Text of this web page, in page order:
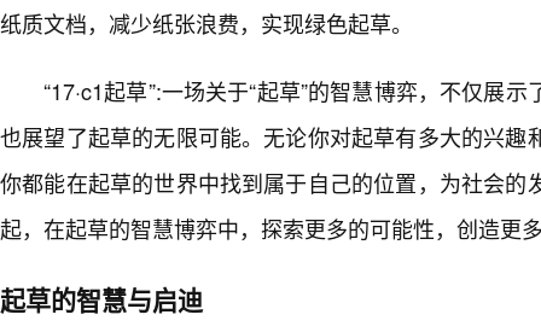
纸质文档，减少纸张浪费，实现绿色起草。
“17·c1起草”:一场关于“起草”的智慧博弈，不仅展
也展望了起草的无限可能。无论你对起草有多大的兴趣
你都能在起草的世界中找到属于自己的位置，为社会的
起，在起草的智慧博弈中，探索更多的可能性，创造更
起草的智慧与启迪